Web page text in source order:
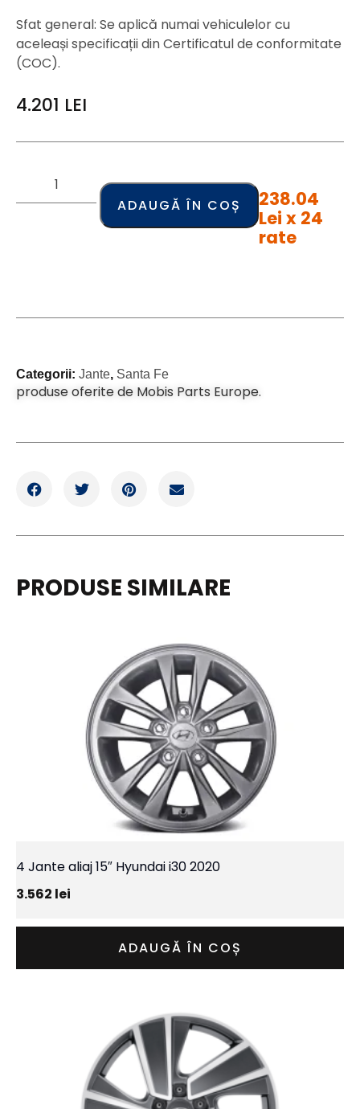
Sfat general: Se aplică numai vehiculelor cu
aceleași specificații din Certificatul de conformitate
(COC).
4.201 LEI
ADAUGĂ ÎN COȘ
238.04
Lei x 24
rate
Categorii: Jante, Santa Fe
produse oferite de Mobis Parts Europe.
PRODUSE SIMILARE
4 Jante aliaj 15″ Hyundai i30 2020
3.562 lei
ADAUGĂ ÎN COȘ